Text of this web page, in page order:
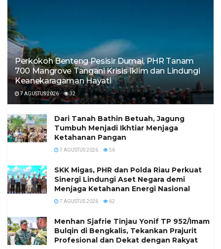
Perkokoh Benteng Pesisir Dumai, PHR Tanam
700 Mangrove Tangani Krisis Iklim dan Lindungi
Keanekaragaman Hayati
7 AGUSTUS 2026 32
Dari Tanah Bathin Betuah, Jagung
Tumbuh Menjadi Ikhtiar Menjaga
Ketahanan Pangan
7 AGUSTUS 2026 56
SKK Migas, PHR dan Polda Riau Perkuat
Sinergi Lindungi Aset Negara demi
Menjaga Ketahanan Energi Nasional
7 AGUSTUS 2026 62
Menhan Sjafrie Tinjau Yonif TP 952/Imam
Bulqin di Bengkalis, Tekankan Prajurit
Profesional dan Dekat dengan Rakyat